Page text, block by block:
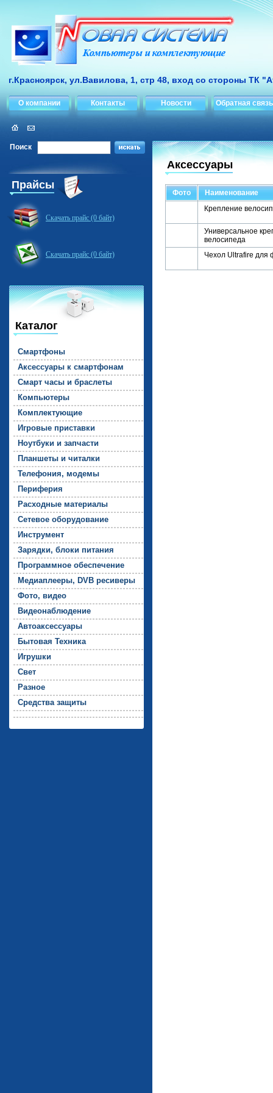
г.Красноярск, ул.Вавилова, 1, стр 48, вход со стороны ТК
О компании Контакты Новости Обратная связь
Поиск
Прайсы
Скачать прайс (0 байт)
Скачать прайс (0 байт)
Каталог
Смарт­фо­ны
Ак­сессу­ары к смарт­фо­нам
Смарт ча­сы и брас­ле­ты
Компь­юте­ры
Комп­лек­ту­ющие
Иг­ро­вые прис­тавки
Но­ут­бу­ки и зап­части
План­ше­ты и чи­тал­ки
Те­лефо­ния, мо­демы
Пе­рифе­рия
Рас­ходные ма­тери­алы
Се­тевое обо­рудо­вание
Инс­тру­мент
За­ряд­ки, бло­ки пи­тания
Прог­рамм­ное обес­пе­чение
Ме­ди­ап­ле­еры, DVB ре­сиве­ры
Фо­то, ви­део
Ви­де­онаб­лю­дение
Ав­то­ак­сессу­ары
Бы­товая Тех­ни­ка
Иг­рушки
Свет
Раз­ное
Средс­тва за­щиты
Аксессуары
Фото
Наименование
Крепление
Универсальное
велосипеда
Чехол Ultrafire для